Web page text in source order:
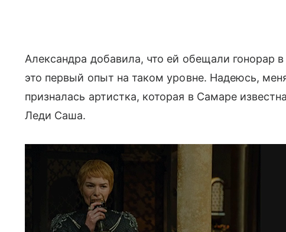
Александра добавила, что ей обещали гонорар
это первый опыт на таком уровне. Надеюсь,
призналась артистка, которая в Самаре
Леди Саша.